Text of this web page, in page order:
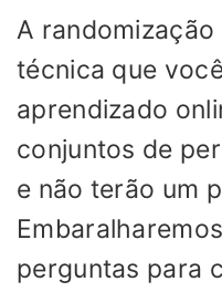
A
técnica que
aprendizado
conjuntos de
e não terão um
perguntas para